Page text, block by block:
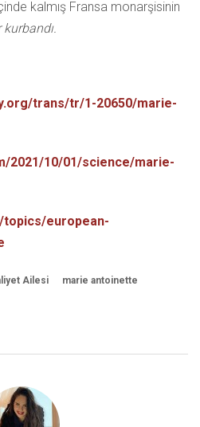
kalmış Fransa monarşisinin
trans/tr/1-20650/marie-
2021/10/01/science/marie-
topics/european-
Ailesi marie antoinette